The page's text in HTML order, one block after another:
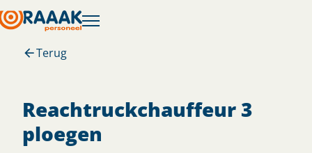
Terug
reachtruckchauffeur 3
ploegen